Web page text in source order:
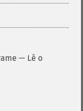
— Lê o